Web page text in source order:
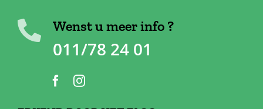
Wenst u meer info ?
011/78 24 01